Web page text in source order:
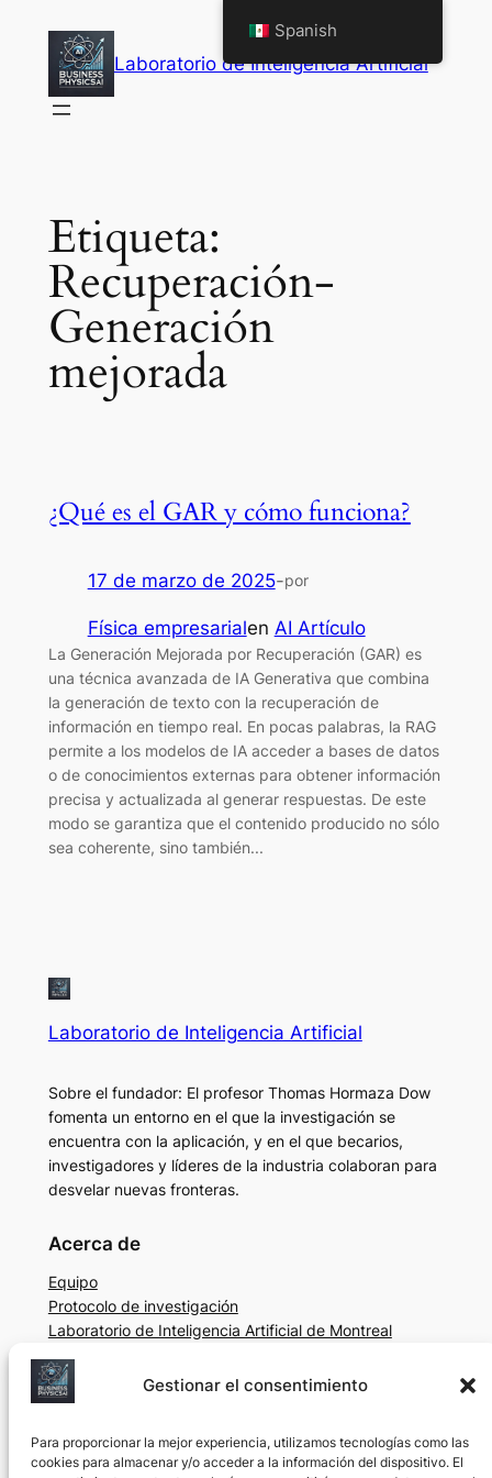
Gestionar el consentimiento
Para proporcionar la mejor experiencia, utilizamos tecnologías como las
cookies para almacenar y/o acceder a la información del dispositivo. El
contenido
Laboratorio de Inteligencia Artificial
Etiqueta:
Recuperación-
Generación
mejorada
¿Qué es el GAR y cómo funciona?
17 de marzo de 2025-por
Física empresarialen AI Artículo
La Generación Mejorada por Recuperación (GAR) es
una técnica avanzada de IA Generativa que combina
la generación de texto con la recuperación de
información en tiempo real. En pocas palabras, la RAG
permite a los modelos de IA acceder a bases de datos
o de conocimientos externas para obtener información
precisa y actualizada al generar respuestas. De este
modo se garantiza que el contenido producido no sólo
sea coherente, sino también...
Laboratorio de Inteligencia Artificial
Sobre el fundador: El profesor Thomas Hormaza Dow
fomenta un entorno en el que la investigación se
encuentra con la aplicación, y en el que becarios,
investigadores y líderes de la industria colaboran para
desvelar nuevas fronteras.
Acerca de
Equipo
Protocolo de investigación
Laboratorio de Inteligencia Artificial de Montreal
Privacidad
Condiciones generales
YouTube
Spanish